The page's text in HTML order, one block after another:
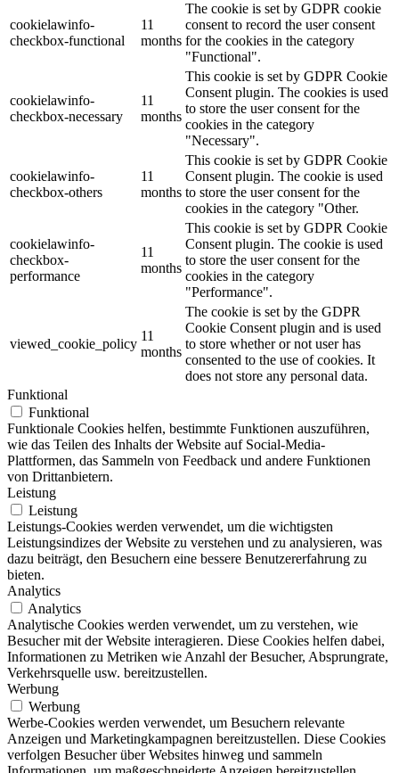
cookielawinfo-
checkbox-functional
11
months
The cookie is set by GDPR cookie
consent to record the user consent
for the cookies in the category
"Functional".
cookielawinfo-
checkbox-necessary
11
months
This cookie is set by GDPR Cookie
Consent plugin. The cookies is used
to store the user consent for the
cookies in the category
"Necessary".
cookielawinfo-
checkbox-others
11
months
This cookie is set by GDPR Cookie
Consent plugin. The cookie is used
to store the user consent for the
cookies in the category "Other.
cookielawinfo-
checkbox-
performance
11
months
This cookie is set by GDPR Cookie
Consent plugin. The cookie is used
to store the user consent for the
cookies in the category
"Performance".
viewed_cookie_policy
11
months
The cookie is set by the GDPR
Cookie Consent plugin and is used
to store whether or not user has
consented to the use of cookies. It
does not store any personal data.
Funktional
Funktional
Funktionale Cookies helfen, bestimmte Funktionen auszuführen,
wie das Teilen des Inhalts der Website auf Social-Media-
Plattformen, das Sammeln von Feedback und andere Funktionen
von Drittanbietern.
Leistung
Leistung
Leistungs-Cookies werden verwendet, um die wichtigsten
Leistungsindizes der Website zu verstehen und zu analysieren, was
dazu beiträgt, den Besuchern eine bessere Benutzererfahrung zu
bieten.
Analytics
Analytics
Analytische Cookies werden verwendet, um zu verstehen, wie
Besucher mit der Website interagieren. Diese Cookies helfen dabei,
Informationen zu Metriken wie Anzahl der Besucher, Absprungrate,
Verkehrsquelle usw. bereitzustellen.
Werbung
Werbung
Werbe-Cookies werden verwendet, um Besuchern relevante
Anzeigen und Marketingkampagnen bereitzustellen. Diese Cookies
verfolgen Besucher über Websites hinweg und sammeln